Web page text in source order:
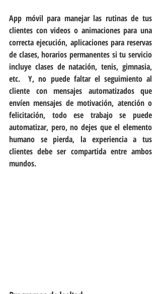
App móvil para manejar las rutinas de tus
clientes con videos o animaciones para una
correcta ejecución, aplicaciones para reservas
de clases, horarios permanentes si tu servicio
incluye clases de natación, tenis, gimnasia,
etc.  Y, no puede faltar el seguimiento al
cliente con mensajes automatizados que
envíen mensajes de motivación, atención o
felicitación, todo ese trabajo se puede
automatizar, pero, no dejes que el elemento
humano se pierda, la experiencia a tus
clientes debe ser compartida entre ambos
mundos.